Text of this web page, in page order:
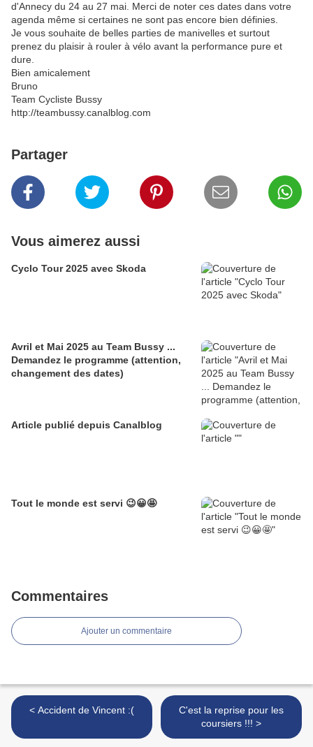
d'Annecy du 24 au 27 mai. Merci de noter ces dates dans votre
agenda même si certaines ne sont pas encore bien définies.
Je vous souhaite de belles parties de manivelles et surtout
prenez du plaisir à rouler à vélo avant la performance pure et
dure.
Bien amicalement
Bruno
Team Cycliste Bussy
http://teambussy.canalblog.com
Partager
Vous aimerez aussi
Cyclo Tour 2025 avec Skoda
Avril et Mai 2025 au Team Bussy ...
Demandez le programme (attention,
changement des dates)
Article publié depuis Canalblog
Tout le monde est servi 😉😀🤩
Commentaires
Ajouter un commentaire
< Accident de Vincent :(
C'est la reprise pour les
coursiers !!! >